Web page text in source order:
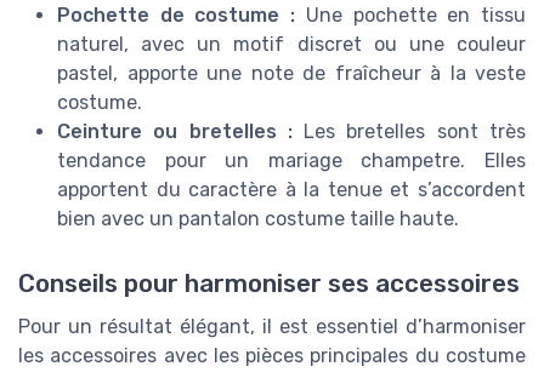
Pochette de costume : Une pochette en tissu
naturel, avec un motif discret ou une couleur
pastel, apporte une note de fraîcheur à la veste
costume.
Ceinture ou bretelles :Les bretelles sont très
tendance pour un mariage champetre. Elles
apportent du caractère à la tenue et s’accordent
bien avec un pantalon costume taille haute.
Conseils pour harmoniser ses accessoires
Pour un résultat élégant, il est essentiel d’harmoniser
les accessoires avec les pièces principales du costume